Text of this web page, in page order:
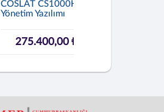
COSLAT CS1000H Ağ
Yönetim Yazılımı
275.400,00 ₺